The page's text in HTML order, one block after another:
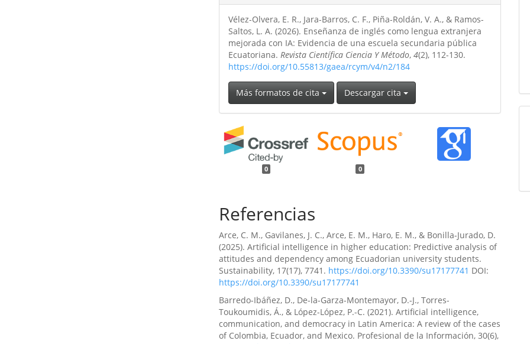
Vélez-Olvera, E. R., Jara-Barros, C. F., Piña-Roldán, V. A., & Ramos-
Saltos, L. A. (2026). Enseñanza de inglés como lengua extranjera
mejorada con IA: Evidencia de una escuela secundaria pública
Ecuatoriana.Revista Científica Ciencia Y Método,4(2), 112-130.
https://doi.org/10.55813/gaea/rcym/v4/n2/184
Más formatos de cita Descargar cita
0 0
Referencias
Arce, C. M., Gavilanes, J. C., Arce, E. M., Haro, E. M., & Bonilla-Jurado, D.
(2025). Artificial intelligence in higher education: Predictive analysis of
attitudes and dependency among Ecuadorian university students.
Sustainability, 17(17), 7741. https://doi.org/10.3390/su17177741 DOI:
https://doi.org/10.3390/su17177741
Barredo-Ibáñez, D., De-la-Garza-Montemayor, D.-J., Torres-
Toukoumidis, Á., & López-López, P.-C. (2021). Artificial intelligence,
communication, and democracy in Latin America: A review of the cases
of Colombia, Ecuador, and Mexico. Profesional de la Información, 30(6),